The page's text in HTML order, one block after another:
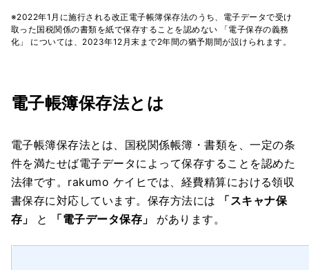
※2022年1月に施行される改正電子帳簿保存法のうち、電子データで受け
取った国税関係の書類を紙で保存することを認めない 「電子保存の義務
化」 については、2023年12月末まで2年間の猶予期間が設けられます。
電子帳簿保存法とは
電子帳簿保存法とは、国税関係帳簿・書類を、一定の条
件を満たせば電子データによって保存することを認めた
法律です。rakumo ケイヒでは、経費精算における領収
書保存に対応しています。保存方法には 「スキャナ保
存」 と 「電子データ保存」 があります。